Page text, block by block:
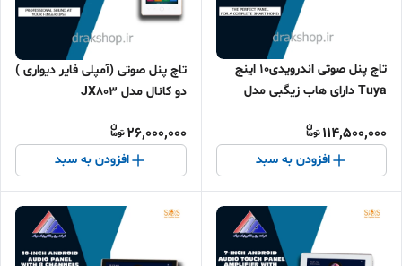
تاچ پنل صوتی اندرویدی10 اینچ
Tuya دارای هاب زیگبی مدل
114,500,000
افزودن به سبد
تاچ پنل صوتی (آمپلی فایر دیواری )
دو کانال مدل JX803
26,000,000
افزودن به سبد